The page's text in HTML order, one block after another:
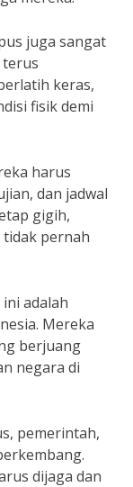
juga sangat
terus
keras,
fisik demi
harus
dan jadwal
gigih,
pernah
ini adalah
Mereka
berjuang
negara di
pemerintah,
dijaga dan